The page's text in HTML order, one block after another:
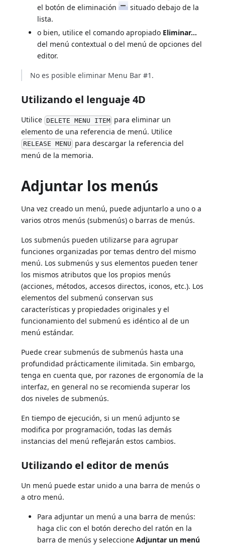
el botón de eliminación
situado debajo de la
lista.
o bien, utilice el comando apropiado Eliminar...
del menú contextual o del menú de opciones del
editor.
No es posible eliminar Menu Bar #1.
Utilizando el lenguaje 4D
Utilice DELETE MENU ITEM para eliminar un
elemento de una referencia de menú. Utilice
RELEASE MENU para descargar la referencia del
menú de la memoria.
Adjuntar los menús
Una vez creado un menú, puede adjuntarlo a uno o a
varios otros menús (submenús) o barras de menús.
Los submenús pueden utilizarse para agrupar
funciones organizadas por temas dentro del mismo
menú. Los submenús y sus elementos pueden tener
los mismos atributos que los propios menús
(acciones, métodos, accesos directos, iconos, etc.). Los
elementos del submenú conservan sus
características y propiedades originales y el
funcionamiento del submenú es idéntico al de un
menú estándar.
Puede crear submenús de submenús hasta una
profundidad prácticamente ilimitada. Sin embargo,
tenga en cuenta que, por razones de ergonomía de la
interfaz, en general no se recomienda superar los
dos niveles de submenús.
En tiempo de ejecución, si un menú adjunto se
modifica por programación, todas las demás
instancias del menú reflejarán estos cambios.
Utilizando el editor de menús
Un menú puede estar unido a una barra de menús o
a otro menú.
Para adjuntar un menú a una barra de menús:
haga clic con el botón derecho del ratón en la
barra de menús y seleccioneAdjuntar un menú